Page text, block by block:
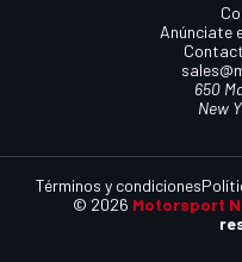
Anúnciate
650
New
© 2026 Motorsport
Términos y condiciones